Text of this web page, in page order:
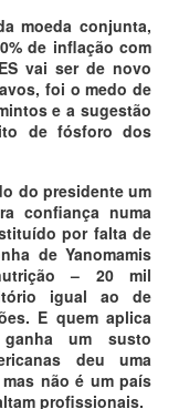
moeda conjunta,
de inflação com
vai ser de novo
foi o medo de
e a sugestão
de fósforo dos
do presidente um
confiança numa
por falta de
de Yanomamis
– 20 mil
igual ao de
E quem aplica
um susto
deu uma
não é um país
profissionais.